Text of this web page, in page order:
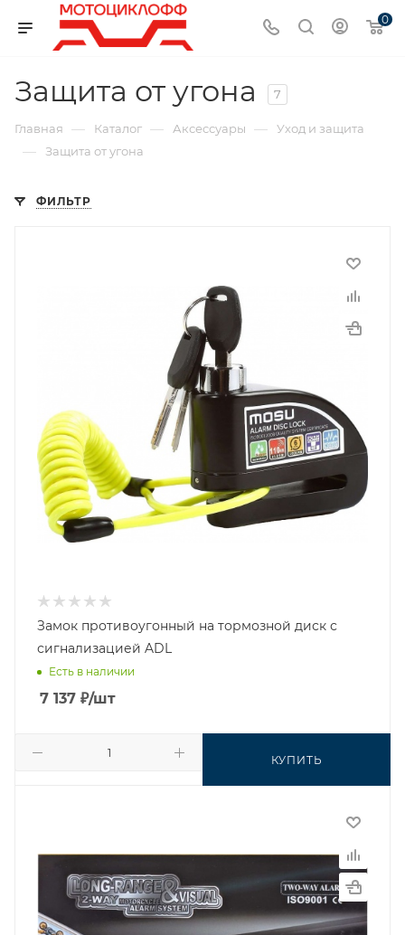
0
Защита от угона 7
Главная — Каталог — Аксессуары — Уход и защита
— Защита от угона
ФИЛЬТР
Замок противоугонный на тормозной диск с
сигнализацией ADL
Есть в наличии
7 137 ₽/шт
КУПИТЬ